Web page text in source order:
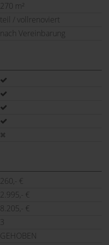
270 m²
teil / vollrenoviert
nach Vereinbarung
260,- €
2.995,- €
8.205,- €
3
GEHOBEN